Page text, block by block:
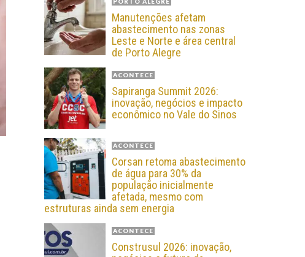
Manutenções afetam
abastecimento nas zonas
Leste e Norte e área central
de Porto Alegre
ACONTECE
Sapiranga Summit 2026:
inovação, negócios e impacto
econômico no Vale do Sinos
ACONTECE
Corsan retoma abastecimento
de água para 30% da
população inicialmente
afetada, mesmo com
estruturas ainda sem energia
ACONTECE
Construsul 2026: inovação,